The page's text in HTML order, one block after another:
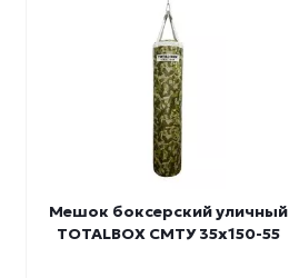
Мешок боксерский уличный
TOTALBOX СМТУ 35х150-55